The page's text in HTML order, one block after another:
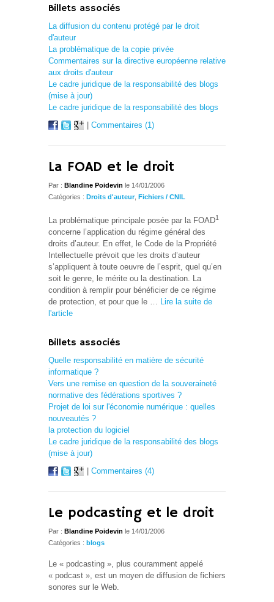
Billets associés
La diffusion du contenu protégé par le droit
d'auteur
La problématique de la copie privée
Commentaires sur la directive européenne relative
aux droits d'auteur
Le cadre juridique de la responsabilité des blogs
(mise à jour)
Le cadre juridique de la responsabilité des blogs
Commentaires (1)
La FOAD et le droit
Par : Blandine Poidevin le 14/01/2006
Catégories : Droits d'auteur, Fichiers / CNIL
La problématique principale posée par la FOAD1
concerne l’application du régime général des
droits d’auteur. En effet, le Code de la Propriété
Intellectuelle prévoit que les droits d’auteur
s’appliquent à toute oeuvre de l’esprit, quel qu’en
soit le genre, le mérite ou la destination. La
condition à remplir pour bénéficier de ce régime
de protection, et pour que le … Lire la suite de
l'article
Billets associés
Quelle responsabilité en matière de sécurité
informatique ?
Vers une remise en question de la souveraineté
normative des fédérations sportives ?
Projet de loi sur l'économie numérique : quelles
nouveautés ?
la protection du logiciel
Le cadre juridique de la responsabilité des blogs
(mise à jour)
Commentaires (4)
Le podcasting et le droit
Par : Blandine Poidevin le 14/01/2006
Catégories : blogs
Le « podcasting », plus couramment appelé
« podcast », est un moyen de diffusion de fichiers
sonores sur le Web.